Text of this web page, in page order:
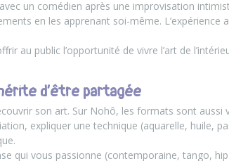
un comédien après une improvisation
en les apprenant soi-même. L’expérience
au public l’opportunité de vivre l’art de
d’être partagée
son art. Sur Nohô, les formats sont aussi
expliquer une technique (aquarelle, huile,
qui vous passionne (contemporaine, tango,